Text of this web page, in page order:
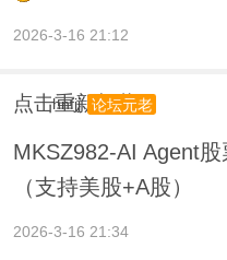
2026-3-16 21:12
点击重新加载
hnfjj 论坛元老
MKSZ982-AI Agent
（支持美股+A股）
2026-3-16 21:34